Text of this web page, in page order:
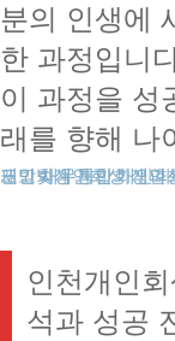
분의 인생에
한 과정입니
이 과정을 성
래를 향해 나
도박빚개인회생 개인
대전개인회생 개인회생파
개인회생보정권고 채무통합 개인
인천개인
석과 성공